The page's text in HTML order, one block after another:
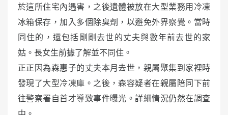
於這所住宅內遇害，之後遺體被放在大型業務用冷凍
冰箱保存，加入多個除臭劑，以避免外界察覺。當時
同住的，還包括剛剛去世的丈夫與數年前去世的家
姑。長女生前據了解並不同住。
正正因為森惠子的丈夫本月去世，親屬聚集到家裡時
發現了大型冷凍庫。之後，森容疑者在親屬陪同下前
往警察署自首才導致事件曝光。詳細情況仍然在調查